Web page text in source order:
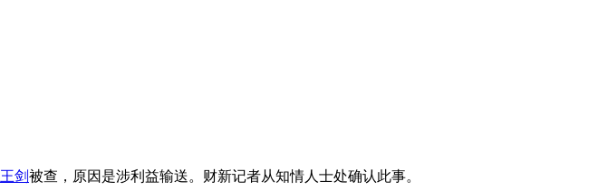
王剑被查，原因是涉利益输送。财新记者从知情人士处确认此事。